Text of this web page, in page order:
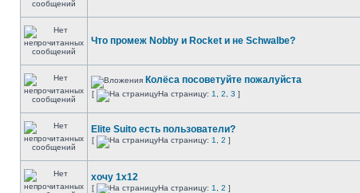
Что промеж Nobby и Rocket и не Schwalbe?
Колёса посоветуйте пожалуйста
[ На страницу: 1 2 3 ]
Elite Suito есть пользователи?
[ На страницу: 1 2 ]
хочу 1х12
[ На страницу: 1 2 ]